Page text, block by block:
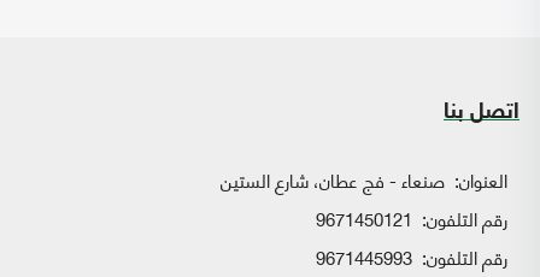
اتصل بنا
العنوان: صنعاء - فج عطان، شارع الستين
رقم التلفون: 9671450121
رقم التلفون: 9671445993